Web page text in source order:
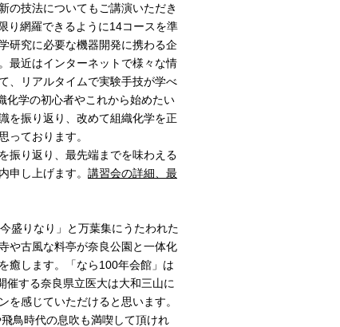
の技法についてもご講演いただき
り網羅できるように14コースを準
研究に必要な機器開発に携わる企
最近はインターネットで様々な情
、リアルタイムで実験手技が学べ
化学の初心者やこれから始めたい
を振り返り、改めて組織化学を正
っております。
振り返り、最先端までを味わえる
申し上げます。 講習会の詳細、最
盛りなり」と万葉集にうたわれた
や古風な料亭が奈良公園と一体化
癒します。「なら100年会館」は
催する奈良県立医大は大和三山に
感じていただけると思います。
鳥時代の息吹も満喫して頂けれ